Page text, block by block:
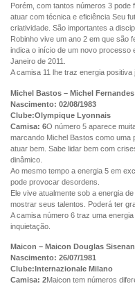
Porém, com tantos números 3
atuar com técnica e eficiência Seu
criatividade. São importantes a
Robinho vive um ano 2 em que são
indica o início de um novo processo
Janeiro de 2011.
A camisa 11 lhe traz energia
Michel Bastos – Michel
Nascimento: 02/08/1983
Clube:Olympique Lyonnais
Camisa: 6O número 5 aparece
marcando Michel Bastos como
atuar bem. Sabe lidar bem com
dinâmico.
Ao mesmo tempo a energia 5 em
pode provocar desordens.
Ele vive atualmente sob a energia
mostrar seus talentos. Poderá ter
A camisa número 6 traz uma
inquietação.
Maicon – Maicon Douglas
Nascimento: 26/07/1981
Clube:Internazionale Milano
Camisa: 2Maicon tem números